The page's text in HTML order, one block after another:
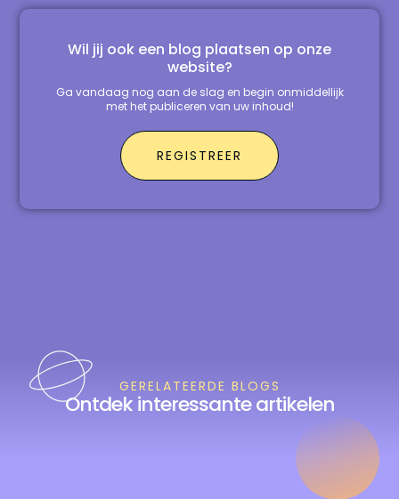
Wil jij ook een blog plaatsen op onze
website?
Ga vandaag nog aan de slag en begin onmiddellijk
met het publiceren van uw inhoud!
REGISTREER
GERELATEERDE BLOGS
Ontdek interessante artikelen